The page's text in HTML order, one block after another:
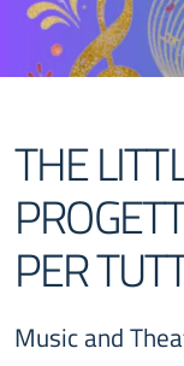
THE
PER
Music and